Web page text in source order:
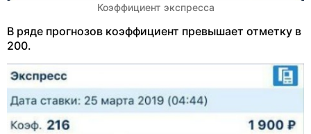
Коэффициент экспресса
В ряде прогнозов коэффициент превышает отметку в
200.